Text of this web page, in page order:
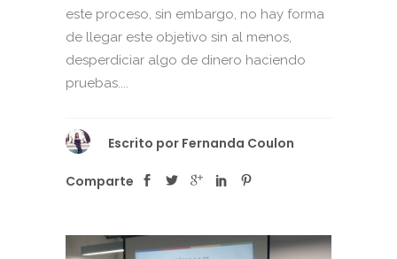
este proceso, sin embargo, no hay forma
de llegar este objetivo sin al menos,
desperdiciar algo de dinero haciendo
pruebas....
Escrito por Fernanda Coulon
Comparte